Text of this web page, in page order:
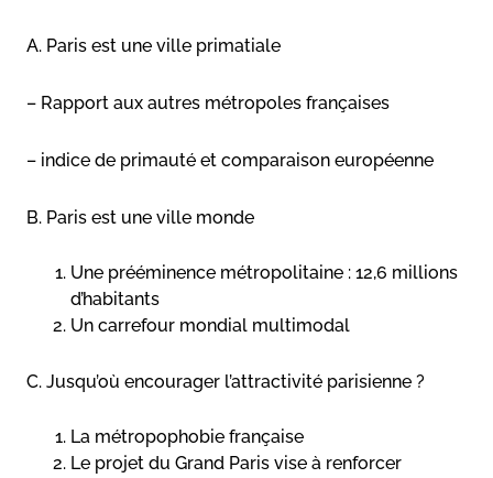
A. Paris est une ville primatiale
– Rapport aux autres métropoles françaises
– indice de primauté et comparaison européenne
B. Paris est une ville monde
Une prééminence métropolitaine : 12,6 millions
d’habitants
Un carrefour mondial multimodal
C. Jusqu’où encourager l’attractivité parisienne ?
La métropophobie française
Le projet du Grand Paris vise à renforcer